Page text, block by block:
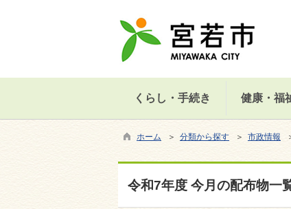
くらし・手続き 健康・福
ホーム ＞ 分類から探す ＞ 市政情報
令和7年度 今月の配布物一